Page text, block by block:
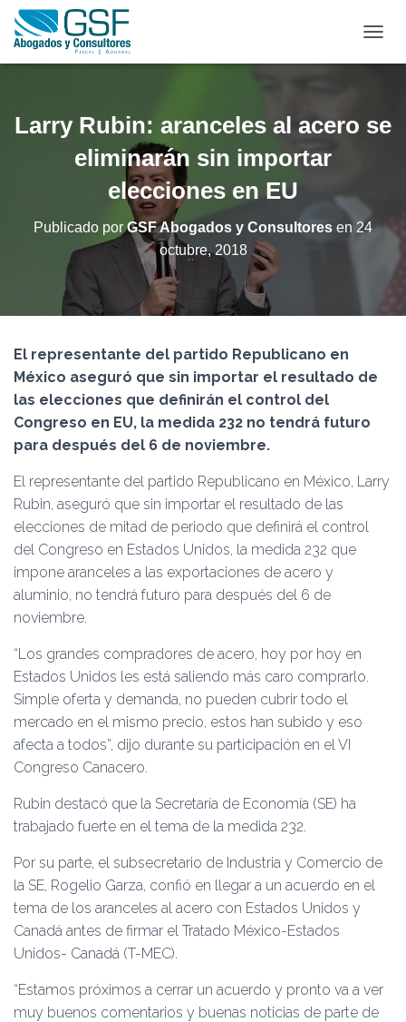
A
A
C
Larry Rubin: aranceles al acero se
eliminarán sin importar
elecciones en EU
Publicado porGSF Abogados y Consultores en 24
octubre, 2018
El representante del partido Republicano en
México aseguró que sin importar el resultado de
las elecciones que definirán el control del
Congreso en EU, la medida 232 no tendrá futuro
para después del 6 de noviembre.
El representante del partido Republicano en México, Larry
Rubin, aseguró que sin importar el resultado de las
elecciones de mitad de periodo que definirá el control
del Congreso en Estados Unidos, la medida 232 que
impone aranceles a las exportaciones de acero y
aluminio, no tendrá futuro para después del 6 de
noviembre.
“Los grandes compradores de acero, hoy por hoy en
Estados Unidos les está saliendo más caro comprarlo.
Simple oferta y demanda, no pueden cubrir todo el
mercado en el mismo precio, estos han subido y eso
afecta a todos”, dijo durante su participación en el VI
Congreso Canacero.
Rubin destacó que la Secretaría de Economía (SE) ha
trabajado fuerte en el tema de la medida 232.
Por su parte, el subsecretario de Industria y Comercio de
la SE, Rogelio Garza, confió en llegar a un acuerdo en el
tema de los aranceles al acero con Estados Unidos y
Canadá antes de firmar el Tratado México-Estados
Unidos- Canadá (T-MEC).
“Estamos próximos a cerrar un acuerdo y pronto va a ver
muy buenos comentarios y buenas noticias de parte de